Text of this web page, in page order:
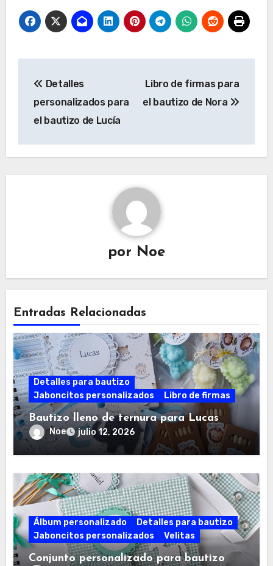
de
entradas
Detalles
personalizados para
el bautizo de Lucía
Libro de firmas para
el bautizo de Nora
por Noe
Entradas Relacionadas
Detalles para bautizo
Jaboncitos personalizados
Libro de firmas
Bautizo lleno de ternura para Lucas
Noe julio 12, 2026
Álbum personalizado
Detalles para bautizo
Jaboncitos personalizados
Velitas
Conjunto personalizado para bautizo